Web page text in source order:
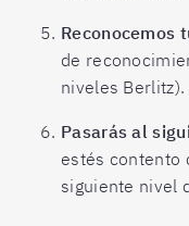
Reconocemos
de
niveles Berlitz).
Pasarás al
estés contento
siguiente nivel